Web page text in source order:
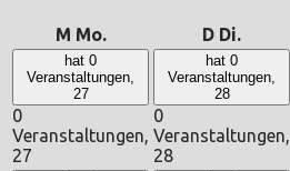
M Mo. D Di.
hat 0
Veranstaltungen,
27
0
Veranstaltungen,
27
hat 0
Veranstaltungen,
28
0
Veranstaltungen,
28